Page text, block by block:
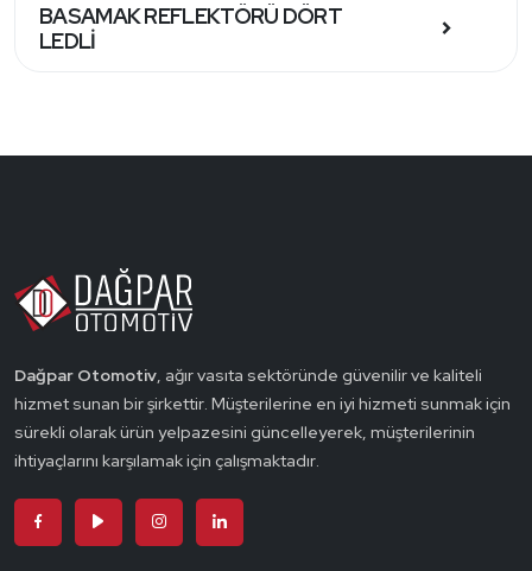
BASAMAK REFLEKTÖRÜ DÖRT
LEDLİ
Dağpar Otomotiv, ağır vasıta sektöründe güvenilir ve kaliteli
hizmet sunan bir şirkettir. Müşterilerine en iyi hizmeti sunmak için
sürekli olarak ürün yelpazesini güncelleyerek, müşterilerinin
ihtiyaçlarını karşılamak için çalışmaktadır.